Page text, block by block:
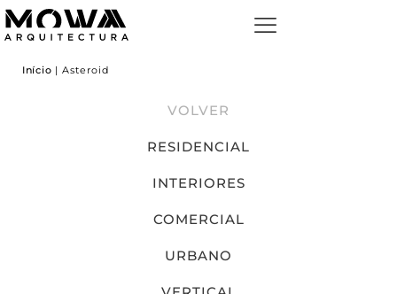
Início |Asteroid
VOLVER
RESIDENCIAL
INTERIORES
COMERCIAL
URBANO